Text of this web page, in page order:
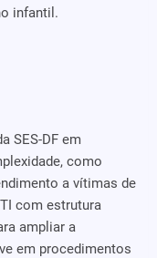
infantil.
SES-DF em
como
a vítimas de
com estrutura
ampliar a
em procedimentos